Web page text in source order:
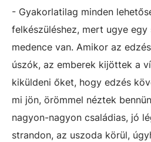
- Gyakorlatilag minden
felkészüléshez, mert ugye
medence van. Amikor az
úszók, az emberek kijöttek a
kiküldeni őket, hogy edzés
mi jön, örömmel néztek
nagyon-nagyon családias, jó
strandon, az uszoda körül,